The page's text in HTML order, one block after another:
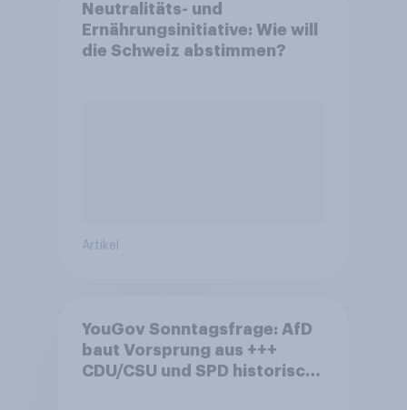
Neutralitäts- und
Ernährungsinitiative: Wie will
die Schweiz abstimmen?
Artikel
YouGov Sonntagsfrage: AfD
baut Vorsprung aus +++
CDU/CSU und SPD historisch